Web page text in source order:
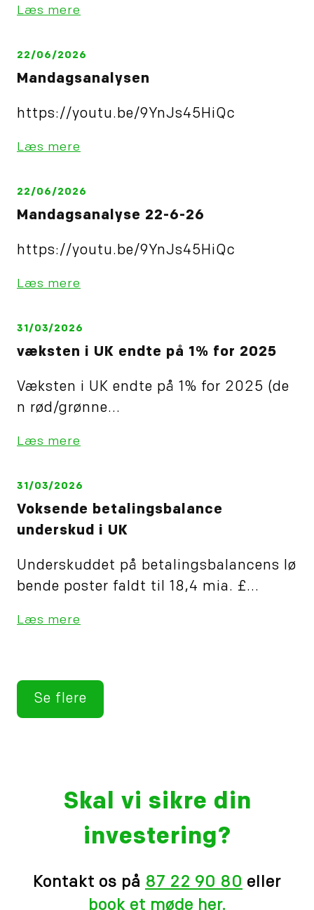
Læs mere
22/06/2026
Mandagsanalysen
https://youtu.be/9YnJs45HiQc
Læs mere
22/06/2026
Mandagsanalyse 22-6-26
https://youtu.be/9YnJs45HiQc
Læs mere
31/03/2026
væksten i UK endte på 1% for 2025
Væksten i UK endte på 1% for 2025 (de
n rød/grønne...
Læs mere
31/03/2026
Voksende betalingsbalance
underskud i UK
Underskuddet på betalingsbalancens lø
bende poster faldt til 18,4 mia. £...
Læs mere
Se flere
Skal vi sikre din
investering?
Kontakt os på 87 22 90 80 eller
book et møde her.